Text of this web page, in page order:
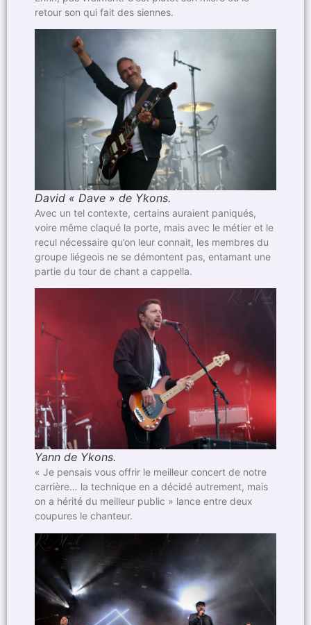
retour son qui fait des siennes.
David « Dave » de Ykons.
Avec un tel contexte, certains auraient paniqués,
voire même claqué la porte, mais avec le métier et le
recul nécessaire qu’on leur connait, les membres du
groupe liégeois ne se démontent pas, entamant une
partie du tour de chant a cappella.
Yann de Ykons.
« Je pensais vous offrir le meilleur concert de notre
carrière… la technique en a décidé autrement, mais
on a hérité du meilleur public » lance entre deux
coupures le chanteur.